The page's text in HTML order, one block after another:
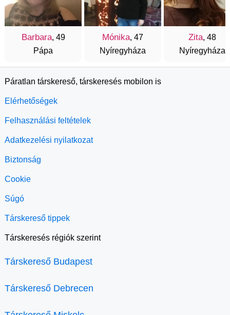
Barbara, 49
Pápa
Mónika, 47
Nyíregyháza
Zita, 48
Nyíregyháza
Páratlan társkereső, társkeresés mobilon is
Elérhetőségek
Felhasználási feltételek
Adatkezelési nyilatkozat
Biztonság
Cookie
Súgó
Társkereső tippek
Társkeresés régiók szerint
Társkereső Budapest
Társkereső Debrecen